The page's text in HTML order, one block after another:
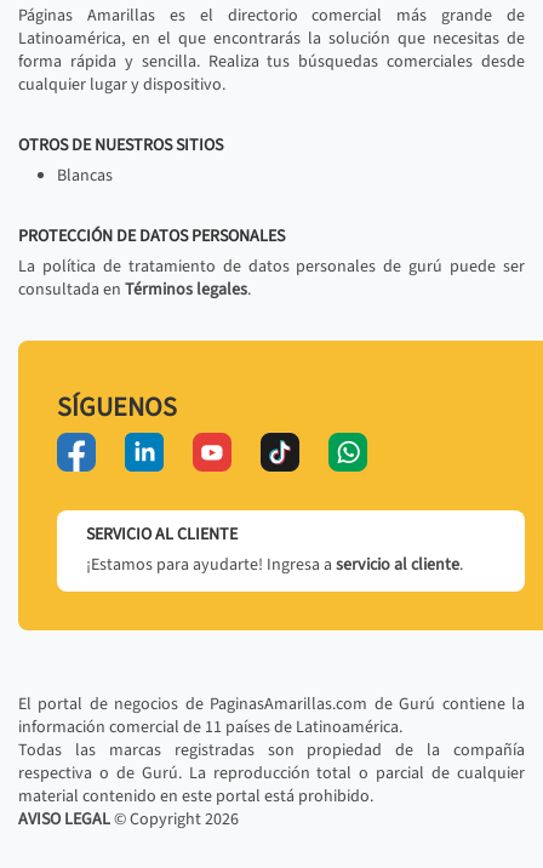
Páginas Amarillas es el directorio comercial más grande de
Latinoamérica, en el que encontrarás la solución que necesitas de
forma rápida y sencilla. Realiza tus búsquedas comerciales desde
cualquier lugar y dispositivo.
OTROS DE NUESTROS SITIOS
Blancas
PROTECCIÓN DE DATOS PERSONALES
La política de tratamiento de datos personales de gurú puede ser
consultada en Términos legales.
SÍGUENOS
SERVICIO AL CLIENTE
¡Estamos para ayudarte! Ingresa a servicio al cliente.
El portal de negocios de PaginasAmarillas.com de Gurú contiene la
información comercial de 11 países de Latinoamérica.
Todas las marcas registradas son propiedad de la compañía
respectiva o de Gurú. La reproducción total o parcial de cualquier
material contenido en este portal está prohibido.
AVISO LEGAL© Copyright2026